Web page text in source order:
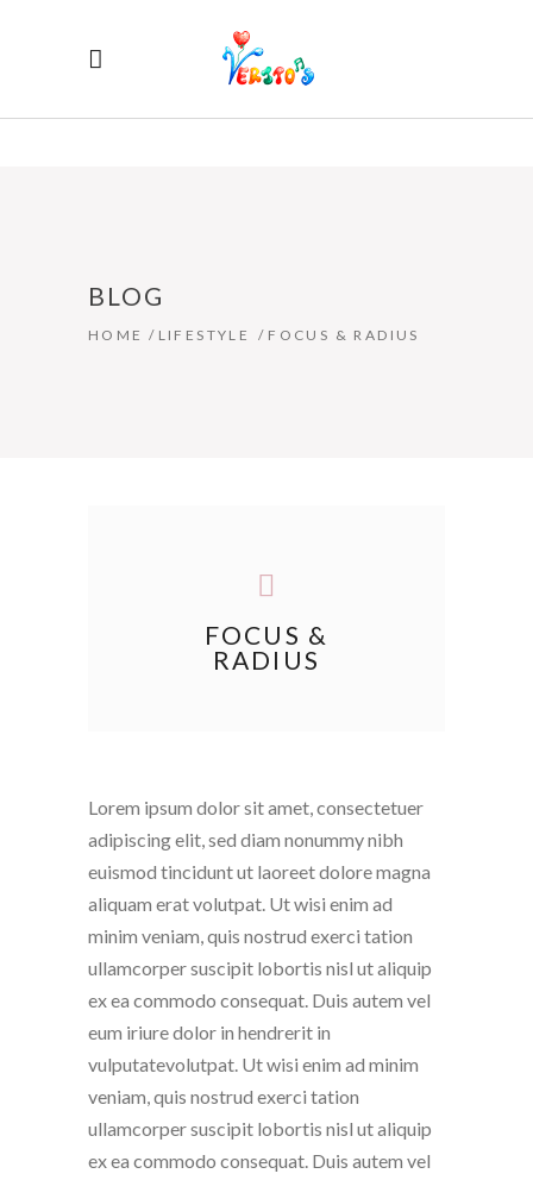
BLOG
HOME / LIFESTYLE / FOCUS & RADIUS
FOCUS &
RADIUS
Lorem ipsum dolor sit amet, consectetuer
adipiscing elit, sed diam nonummy nibh
euismod tincidunt ut laoreet dolore magna
aliquam erat volutpat. Ut wisi enim ad
minim veniam, quis nostrud exerci tation
ullamcorper suscipit lobortis nisl ut aliquip
ex ea commodo consequat. Duis autem vel
eum iriure dolor in hendrerit in
vulputatevolutpat. Ut wisi enim ad minim
veniam, quis nostrud exerci tation
ullamcorper suscipit lobortis nisl ut aliquip
ex ea commodo consequat. Duis autem vel